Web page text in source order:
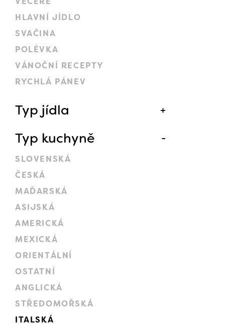
HLAVNÍ JÍDLO
SVAČINA
POLÉVKA
VÁNOČNÍ RECEPTY
RYCHLÁ PÁNEV
Typ jídla
Typ kuchyně
SLOVENSKÁ
ČESKÁ
MAĎARSKÁ
ASIJSKÁ
AMERICKÁ
MEXICKÁ
ORIENTÁLNÍ
OSTATNÍ
ANGLICKÁ
STŘEDOMOŘSKÁ
ITALSKÁ